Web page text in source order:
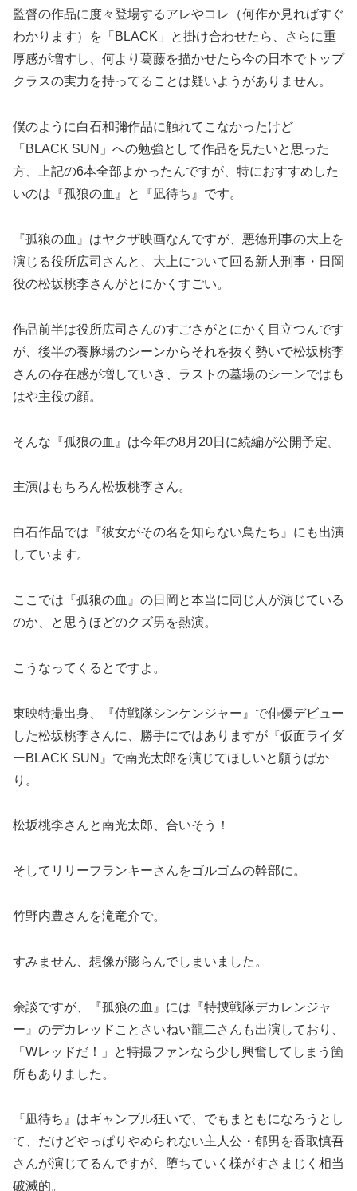
監督の作品に度々登場するアレやコレ（何作か見ればすぐ
わかります）を「BLACK」と掛け合わせたら、さらに重
厚感が増すし、何より葛藤を描かせたら今の日本でトップ
クラスの実力を持ってることは疑いようがありません。
僕のように白石和彌作品に触れてこなかったけど
「BLACK SUN」への勉強として作品を見たいと思った
方、上記の6本全部よかったんですが、特におすすめした
いのは『孤狼の血』と『凪待ち』です。
『孤狼の血』はヤクザ映画なんですが、悪徳刑事の大上を
演じる役所広司さんと、大上について回る新人刑事・日岡
役の松坂桃李さんがとにかくすごい。
作品前半は役所広司さんのすごさがとにかく目立つんです
が、後半の養豚場のシーンからそれを抜く勢いで松坂桃李
さんの存在感が増していき、ラストの墓場のシーンではも
はや主役の顔。
そんな『孤狼の血』は今年の8月20日に続編が公開予定。
主演はもちろん松坂桃李さん。
白石作品では『彼女がその名を知らない鳥たち』にも出演
しています。
ここでは『孤狼の血』の日岡と本当に同じ人が演じている
のか、と思うほどのクズ男を熱演。
こうなってくるとですよ。
東映特撮出身、『侍戦隊シンケンジャー』で俳優デビュー
した松坂桃李さんに、勝手にではありますが『仮面ライダ
ーBLACK SUN』で南光太郎を演じてほしいと願うばか
り。
松坂桃李さんと南光太郎、合いそう！
そしてリリーフランキーさんをゴルゴムの幹部に。
竹野内豊さんを滝竜介で。
すみません、想像が膨らんでしまいました。
余談ですが、『孤狼の血』には『特捜戦隊デカレンジャ
ー』のデカレッドことさいねい龍二さんも出演しており、
「Wレッドだ！」と特撮ファンなら少し興奮してしまう箇
所もありました。
『凪待ち』はギャンブル狂いで、でもまともになろうとし
て、だけどやっぱりやめられない主人公・郁男を香取慎吾
さんが演じてるんですが、堕ちていく様がすさまじく相当
破滅的。